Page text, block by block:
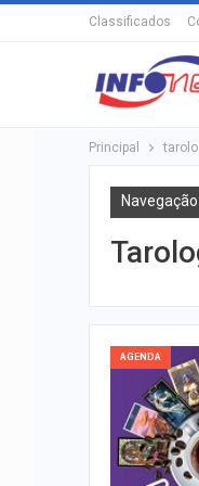
Classificados
Principal
AGENDA